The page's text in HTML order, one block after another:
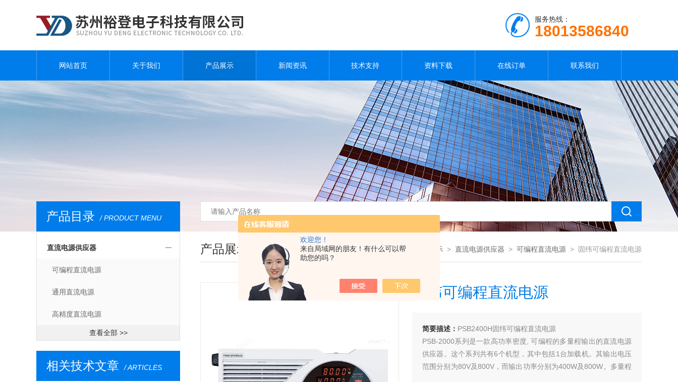
欢迎您！
来自局域网的朋友！有什么可以帮
助您的吗？
服务热线：
18013586840
网站首页 关于我们 产品展示 新闻资讯 技术支持 资料下载 在线订单 联系我们
产品目录 / PRODUCT MENU
直流电源供应器
可编程直流电源
通用直流电源
高精度直流电源
查看全部 >>
相关技术文章 / ARTICLES
产品展示 您现在的位置：首页> 产品展示 > 直流电源供应器 > 可编程直流电源 > 固纬可编程直流电源
固纬可编程直流电源
简要描述： PSB2400H固纬可编程直流电源
PSB-2000系列是一款高功率密度, 可编程的多量程输出的直流电源
供应器。这个系列共有6个机型，其中包括1台加载机。其输出电压
范围分别为80V及800V，而输出功率分别为400W及800W。多量程